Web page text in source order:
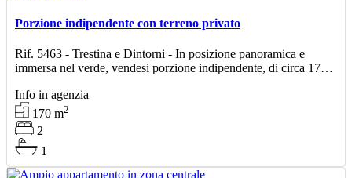
Porzione indipendente con terreno privato
Rif. 5463 - Trestina e Dintorni - In posizione panoramica e
immersa nel verde, vendesi porzione indipendente, di circa 170
Info in agenzia
170m2
2
1